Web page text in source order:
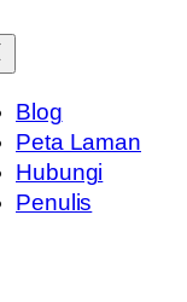
Blog
Peta Laman
Hubungi
Penulis